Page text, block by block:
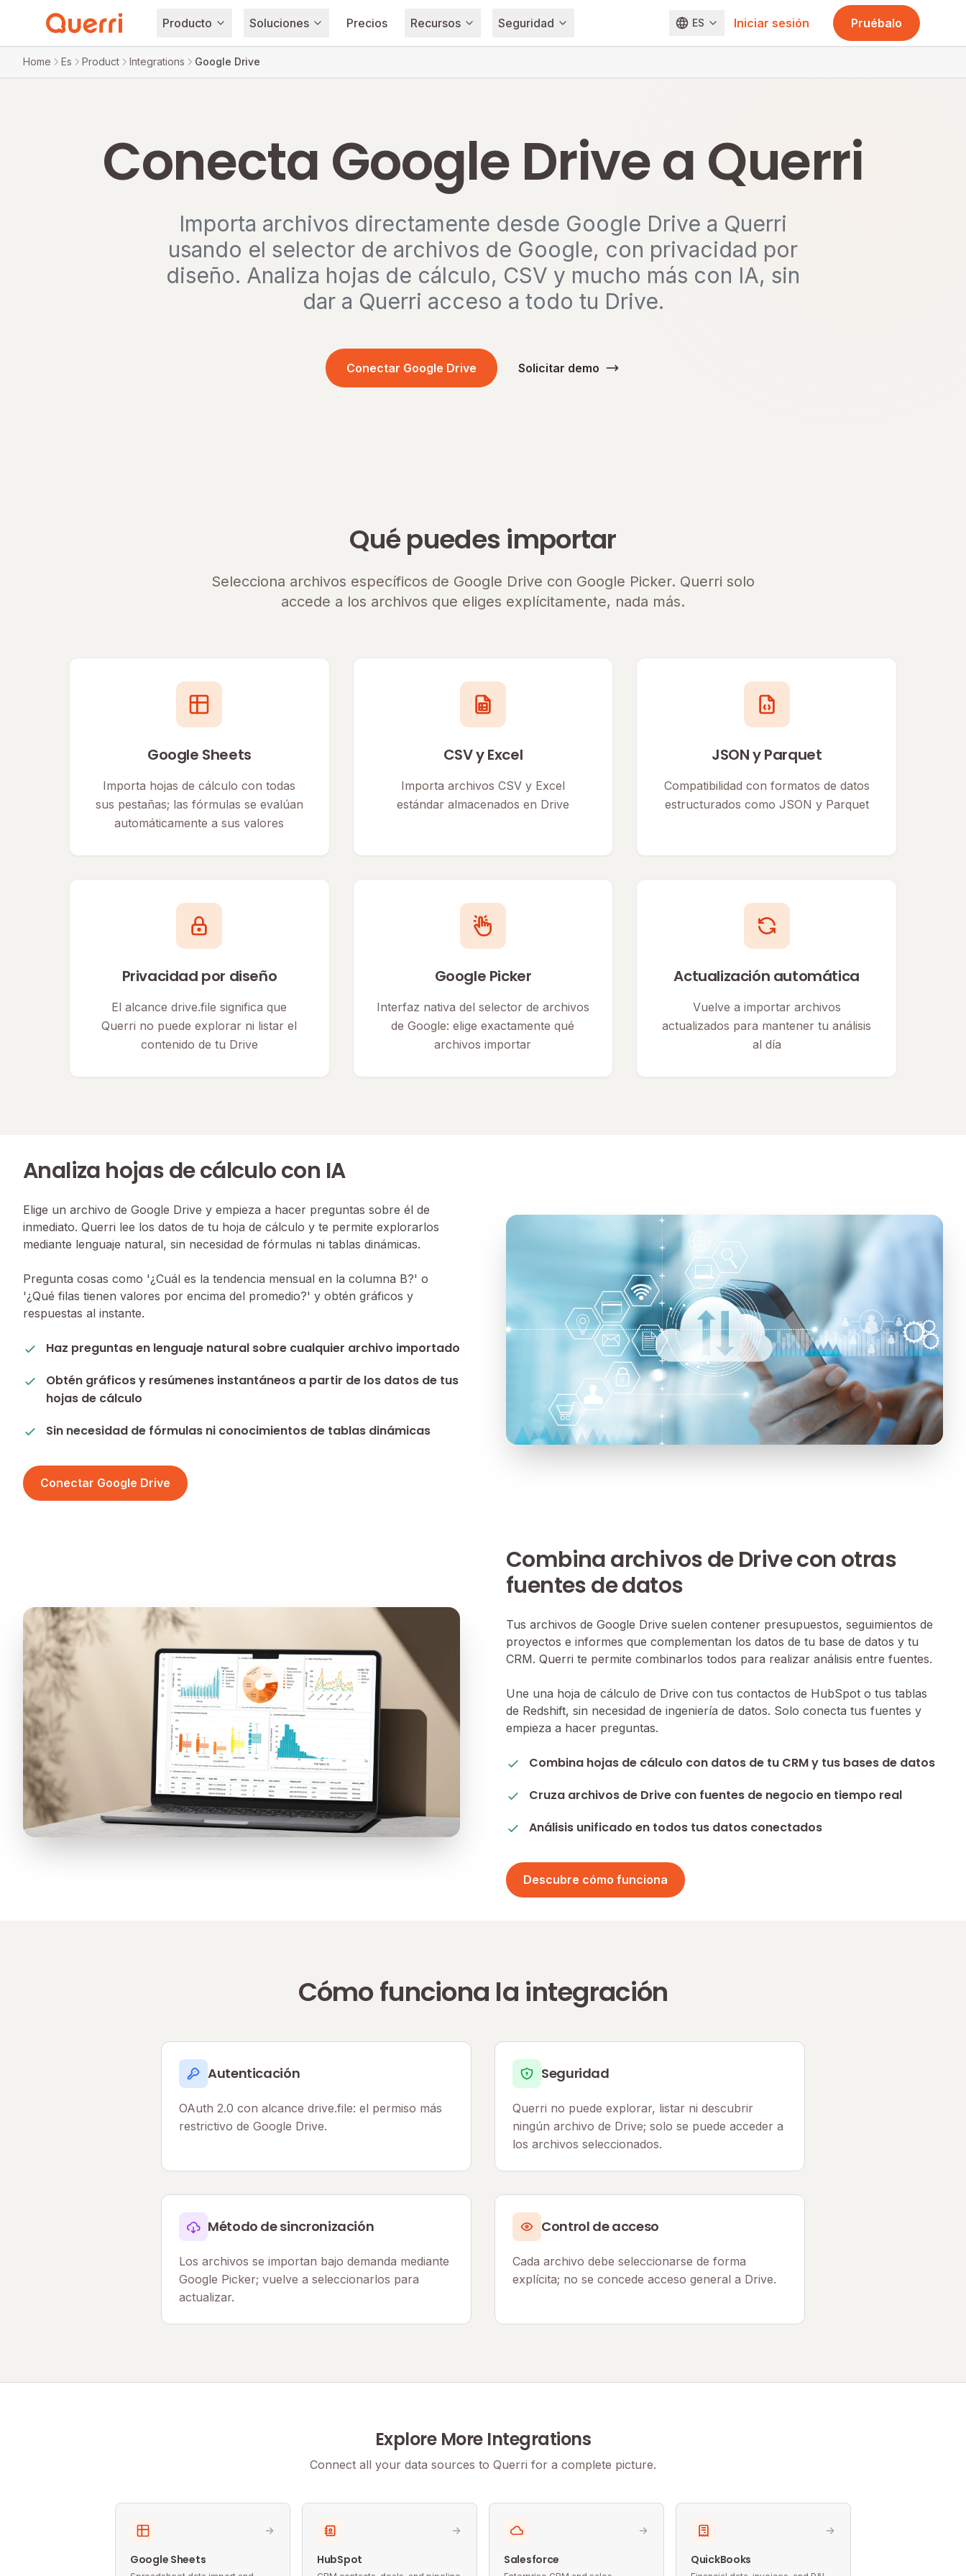
Skip to content
Producto Soluciones Precios Recursos Seguridad ES Iniciar sesión Pruébalo
Home Es Product Integrations Google Drive
Conecta Google Drive a Querri
Importa archivos directamente desde Google Drive a Querri
usando el selector de archivos de Google, con privacidad por
diseño. Analiza hojas de cálculo, CSV y mucho más con IA, sin
dar a Querri acceso a todo tu Drive.
Conectar Google Drive Solicitar demo
Qué puedes importar
Selecciona archivos específicos de Google Drive con Google Picker. Querri solo
accede a los archivos que eliges explícitamente, nada más.
Google Sheets
Importa hojas de cálculo con todas
sus pestañas; las fórmulas se evalúan
automáticamente a sus valores
CSV y Excel
Importa archivos CSV y Excel
estándar almacenados en Drive
JSON y Parquet
Compatibilidad con formatos de datos
estructurados como JSON y Parquet
Privacidad por diseño
El alcance drive.file significa que
Querri no puede explorar ni listar el
contenido de tu Drive
Google Picker
Interfaz nativa del selector de archivos
de Google: elige exactamente qué
archivos importar
Actualización automática
Vuelve a importar archivos
actualizados para mantener tu análisis
al día
Analiza hojas de cálculo con IA
Elige un archivo de Google Drive y empieza a hacer preguntas sobre él de
inmediato. Querri lee los datos de tu hoja de cálculo y te permite explorarlos
mediante lenguaje natural, sin necesidad de fórmulas ni tablas dinámicas.
Pregunta cosas como '¿Cuál es la tendencia mensual en la columna B?' o
'¿Qué filas tienen valores por encima del promedio?' y obtén gráficos y
respuestas al instante.
Haz preguntas en lenguaje natural sobre cualquier archivo importado
Obtén gráficos y resúmenes instantáneos a partir de los datos de tus
hojas de cálculo
Sin necesidad de fórmulas ni conocimientos de tablas dinámicas
Conectar Google Drive
Combina archivos de Drive con otras
fuentes de datos
Tus archivos de Google Drive suelen contener presupuestos, seguimientos de
proyectos e informes que complementan los datos de tu base de datos y tu
CRM. Querri te permite combinarlos todos para realizar análisis entre fuentes.
Une una hoja de cálculo de Drive con tus contactos de HubSpot o tus tablas
de Redshift, sin necesidad de ingeniería de datos. Solo conecta tus fuentes y
empieza a hacer preguntas.
Combina hojas de cálculo con datos de tu CRM y tus bases de datos
Cruza archivos de Drive con fuentes de negocio en tiempo real
Análisis unificado en todos tus datos conectados
Descubre cómo funciona
Cómo funciona la integración
Autenticación
OAuth 2.0 con alcance drive.file: el permiso más
restrictivo de Google Drive.
Seguridad
Querri no puede explorar, listar ni descubrir
ningún archivo de Drive; solo se puede acceder a
los archivos seleccionados.
Método de sincronización
Los archivos se importan bajo demanda mediante
Google Picker; vuelve a seleccionarlos para
actualizar.
Control de acceso
Cada archivo debe seleccionarse de forma
explícita; no se concede acceso general a Drive.
Explore More Integrations
Connect all your data sources to Querri for a complete picture.
Google Sheets HubSpot Salesforce QuickBooks